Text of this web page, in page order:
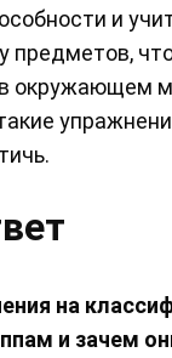
и
предметов,
окружающем
на
и зачем